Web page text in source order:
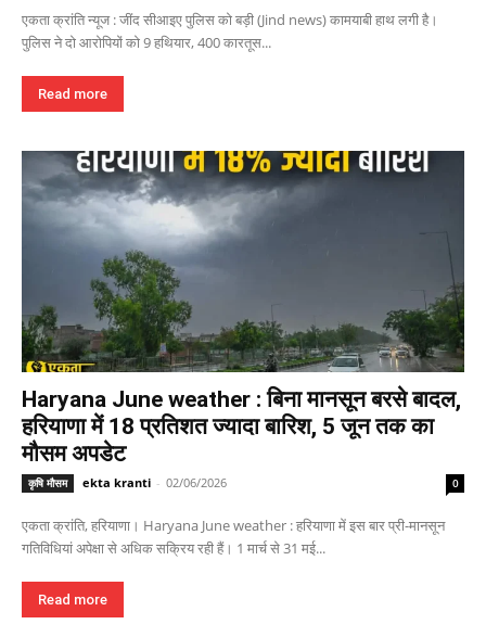
एकता क्रांति न्यूज : जींद सीआइए पुलिस को बड़ी (Jind news) कामयाबी हाथ लगी है।
पुलिस ने दो आरोपियों को 9 हथियार, 400 कारतूस...
Read more
Haryana June weather : बिना मानसून बरसे बादल,
हरियाणा में 18 प्रतिशत ज्यादा बारिश, 5 जून तक का
मौसम अपडेट
कृषि मौसम ekta kranti - 02/06/2026 0
एकता क्रांति, हरियाणा। Haryana June weather : हरियाणा में इस बार प्री-मानसून
गतिविधियां अपेक्षा से अधिक सक्रिय रही हैं। 1 मार्च से 31 मई...
Read more